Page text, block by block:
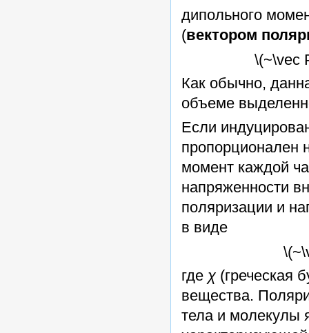
дипольного
(вектором
\(~\vec
Как обычно,
объеме
Если
пропорционален
момент каждой
напряженности
поляризации и
в виде
где χ (греческая
вещества.
тела и молекулы